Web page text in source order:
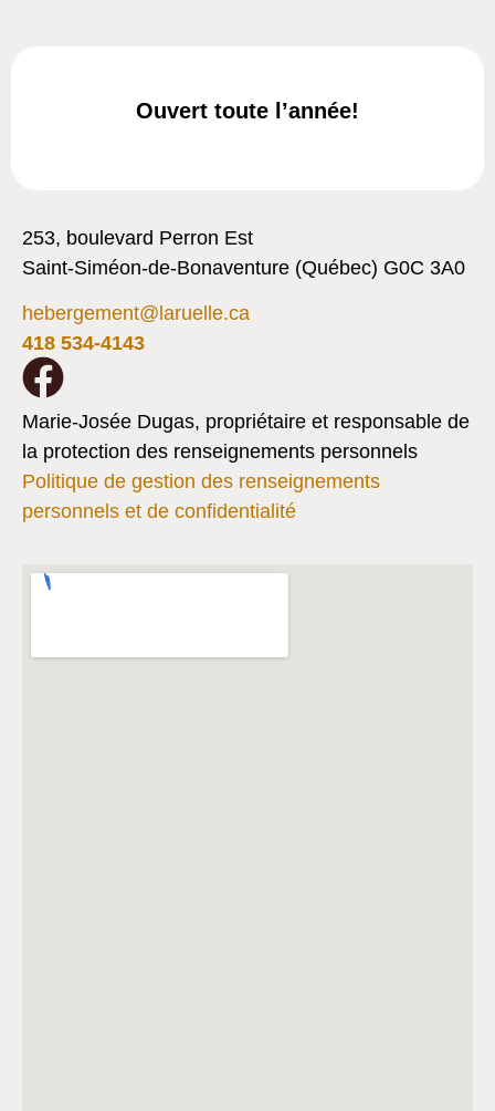
Ouvert toute l’année!
253, boulevard Perron Est
Saint-Siméon-de-Bonaventure (Québec) G0C 3A0
hebergement@laruelle.ca
418 534-4143
Marie-Josée Dugas, propriétaire et responsable de
la protection des renseignements personnels
Politique de gestion des renseignements
personnels et de confidentialité